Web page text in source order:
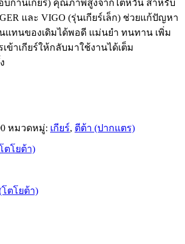
บก้านเกียร์) คุณภาพสูงจากไต้หวัน สำหรับ
และ VIGO (รุ่นเกียร์เล็ก) ช่วยแก้ปัญหา
นแทนของเดิมได้พอดี แม่นยำ ทนทาน เพิ่ม
ข้าเกียร์ให้กลับมาใช้งานได้เต็ม
หมวดหมู่: เกียร์, ตีต้า (ปากแตร)
ตโยต้า)
โตโยต้า)